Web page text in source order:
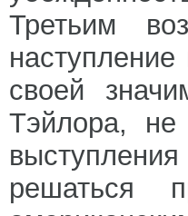
Третьим
своей
Тэйлора, не
решаться